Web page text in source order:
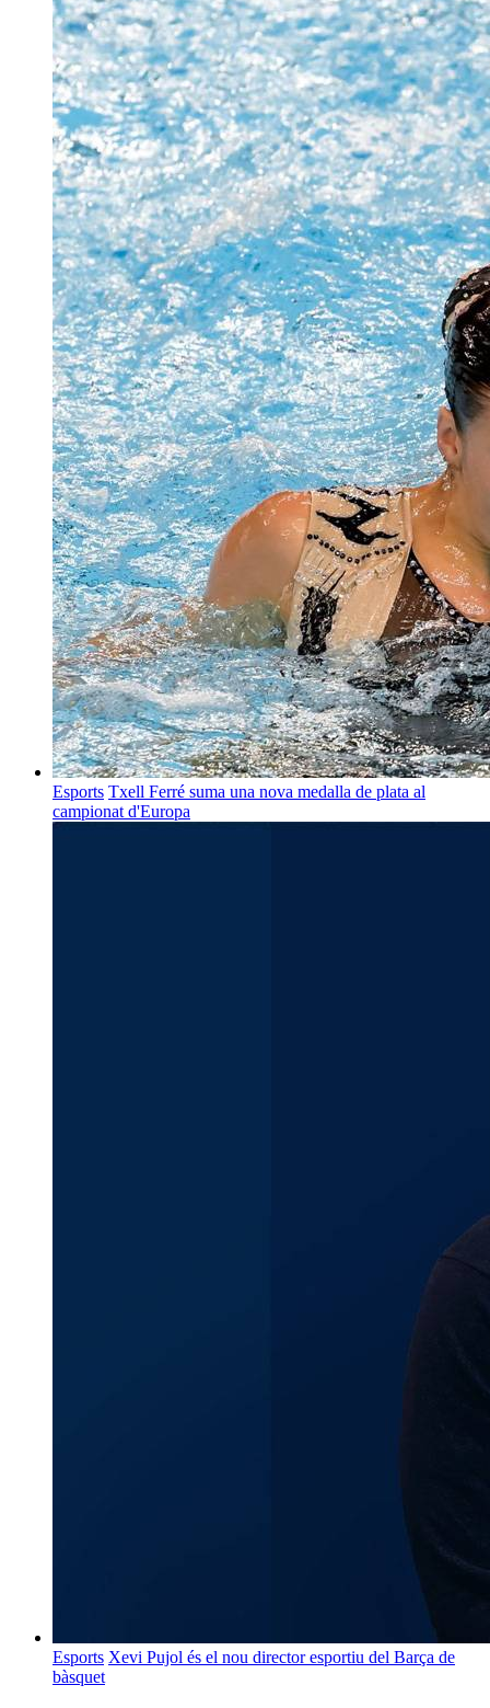
Esports Txell Ferré suma una nova medalla de plata al
campionat d'Europa
Esports Xevi Pujol és el nou director esportiu del Barça de
bàsquet